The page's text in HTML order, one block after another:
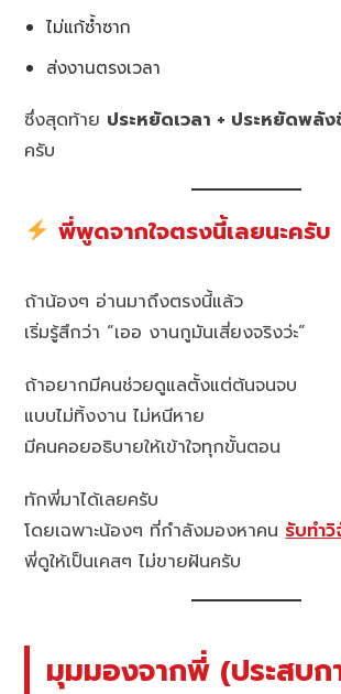
ไม่แก้ซ้ำซาก
ส่งงานตรงเวลา
ซึ่งสุดท้าย ประหยัดเวลา + ประหยัดพลั
ครับ
พี่พูดจากใจตรงนี้เลยนะครับ
ถ้าน้องๆ อ่านมาถึงตรงนี้แล้ว
เริ่มรู้สึกว่า “เออ งานกูมันเสี่ยงจริงว่ะ”
ถ้าอยากมีคนช่วยดูแลตั้งแต่ต้นจนจบ
แบบไม่ทิ้งงาน ไม่หนีหาย
มีคนคอยอธิบายให้เข้าใจทุกขั้นตอน
ทักพี่มาได้เลยครับ
โดยเฉพาะน้องๆ ที่กำลังมองหาคน รับทำ
พี่ดูให้เป็นเคสๆ ไม่ขายฝันครับ
มุมมองจากพี่ (ประสบ